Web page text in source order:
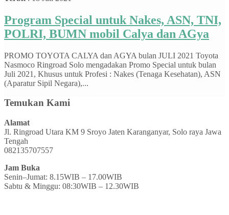
Program Special untuk Nakes, ASN, TNI,
POLRI, BUMN mobil Calya dan AGya
PROMO TOYOTA CALYA dan AGYA bulan JULI 2021 Toyota
Nasmoco Ringroad Solo mengadakan Promo Special untuk bulan
Juli 2021, Khusus untuk Profesi : Nakes (Tenaga Kesehatan), ASN
(Aparatur Sipil Negara),...
Temukan Kami
Alamat
Jl. Ringroad Utara KM 9 Sroyo Jaten Karanganyar, Solo raya Jawa
Tengah
082135707557
Jam Buka
Senin–Jumat: 8.15WIB – 17.00WIB
Sabtu & Minggu: 08:30WIB – 12.30WIB